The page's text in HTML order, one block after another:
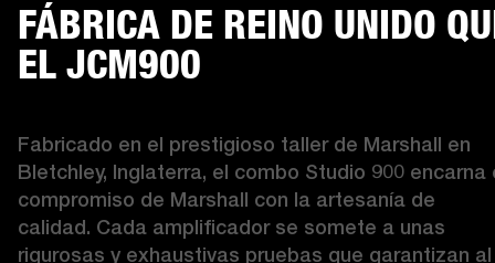
FÁBRICA DE REINO UNIDO
EL JCM900
Fabricado en el prestigioso taller de Marshall en
Bletchley, Inglaterra, el combo Studio 900 encarna
compromiso de Marshall con la artesanía de
calidad. Cada amplificador se somete a unas
rigurosas y exhaustivas pruebas que garantizan al